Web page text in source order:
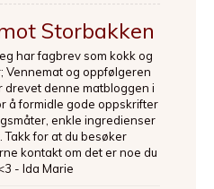
Storbakken
har fagbrev som kokk og
Vennemat og oppfølgeren
drevet denne matbloggen i
å formidle gode oppskrifter
enkle ingredienser
for at du besøker
kontakt om det er noe du
- Ida Marie